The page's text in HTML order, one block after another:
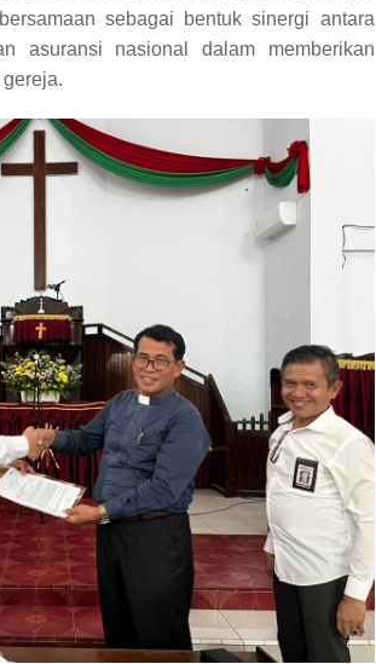
sebagai bentuk sinergi antara
asuransi nasional dalam memberikan